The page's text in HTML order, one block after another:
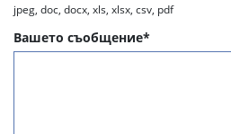
jpeg, doc, docx, xls, xlsx, csv, pdf
Вашето съобщение*